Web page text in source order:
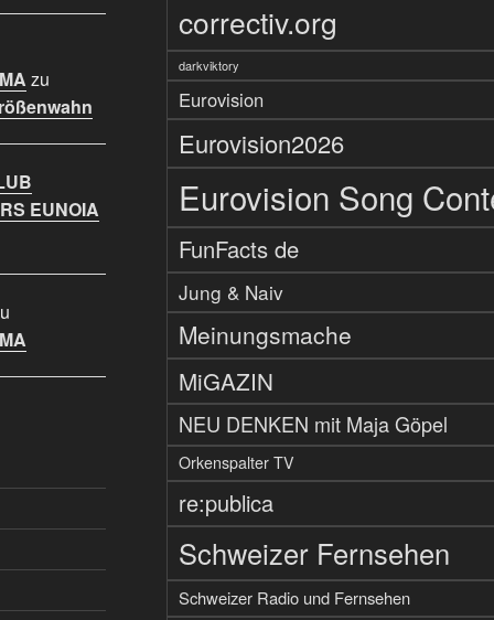
zu
EUNOIA
correctiv.org
darkviktory
Eurovision
Eurovision2026
Eurovision Song
FunFacts de
Jung & Naiv
Meinungsmache
MiGAZIN
NEU DENKEN mit Maja Göpel
Orkenspalter TV
re:publica
Schweizer Fernsehen
Schweizer Radio und Fernsehen